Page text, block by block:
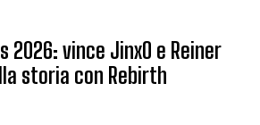
2026: vince JinxO e Reiner
storia con Rebirth